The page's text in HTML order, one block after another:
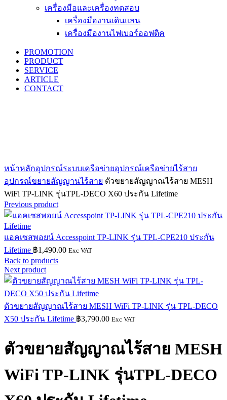
เครื่องมือและเครื่องทดสอบ
เครื่องมืองานเดินแลน
เครื่องมืองานไฟเบอร์ออฟติค
PROMOTION
PRODUCT
SERVICE
ARTICLE
CONTACT
หน้าหลักอุปกรณ์ระบบเครือข่ายอุปกรณ์เครือข่ายไร้สาย
อุปกรณ์ขยายสัญญานไร้สาย ตัวขยายสัญญาณไร้สาย MESH
WiFi TP-LINK รุ่นTPL-DECO X60 ประกัน Lifetime
Previous product
แอคเซสพอยน์ Accesspoint TP-LINK รุ่น TPL-CPE210 ประกัน
Lifetime ฿1,490.00 Exc VAT
Back to products
Next product
ตัวขยายสัญญาณไร้สาย MESH WiFi TP-LINK รุ่น TPL-DECO
X50 ประกัน Lifetime ฿3,790.00 Exc VAT
ตัวขยายสัญญาณไร้สาย MESH
WiFi TP-LINK รุ่นTPL-DECO